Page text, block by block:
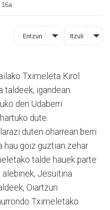
16a
Entzun Itzuli
Tximeleta Kirol
taldeek, igandean
den Udaberri
dute.
duten oharrean berri
goiz guztian zehar
talde hauek parte
alebinek, Jesuitina
Oiartzun
Tximeletako